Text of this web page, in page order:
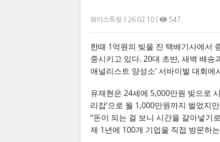
와이스트릿 | 26.02.10 | 547
한때 1억원의 빚을 진 택배기사에서
중시키고 있다. 20대 초반, 새벽 배송
애널리스트 양성소’ 서바이벌 대회
유재현은 24세에 5,000만원 빚으로
리잡’으로 월 1,000만원까지 벌었지
“돈이 되는 걸 보니 시간을 갈아넣기
제 1년에 100개 기업을 직접 방문하